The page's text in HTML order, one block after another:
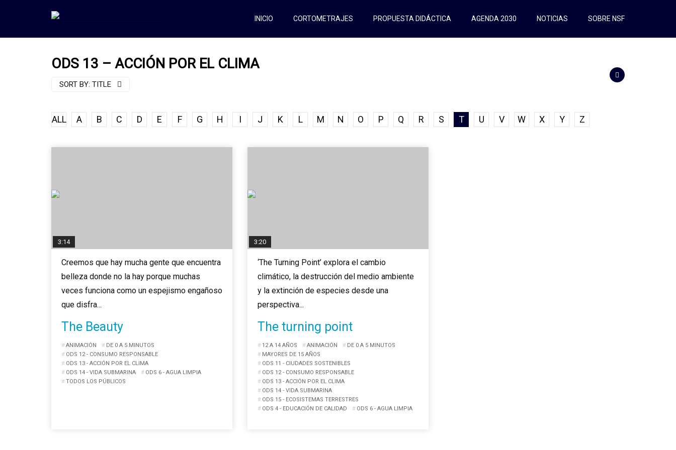
INICIO CORTOMETRAJES PROPUESTA DIDÁCTICA AGENDA 2030 NOTICIAS SOBRE NSF
ODS 13 – ACCIÓN POR EL CLIMA
SORT BY: TITLE
ALL A B C D E F G H I J K L M N O P Q R S T U V W X Y Z
3:14
ANIMACIÓN
DE 0 A 5 MINUTOS
ODS 12 - CONSUMO RESPONSABLE
ODS 13 - ACCIÓN POR EL CLIMA
ODS 14 - VIDA SUBMARINA
ODS 6 - AGUA LIMPIA
TODOS LOS PÚBLICOS
The Beauty
Creemos que hay mucha gente que encuentra
belleza donde no la hay porque muchas
veces funciona como un espejismo engañoso
que disfra...
3:20
12 A 14 AÑOS ANIMACIÓN
DE 0 A 5 MINUTOS
MAYORES DE 15 AÑOS
ODS 11 - CIUDADES SOSTENIBLES
ODS 12 - CONSUMO RESPONSABLE
ODS 13 - ACCIÓN POR EL CLIMA
ODS 14 - VIDA SUBMARINA
ODS 15 - ECOSISTEMAS TERRESTRES
ODS 4 - EDUCACIÓN DE CALIDAD
ODS 6 - AGUA LIMPIA
The turning point
‘The Turning Point’ explora el cambio
climático, la destrucción del medio ambiente
y la extinción de especies desde una
perspectiva...